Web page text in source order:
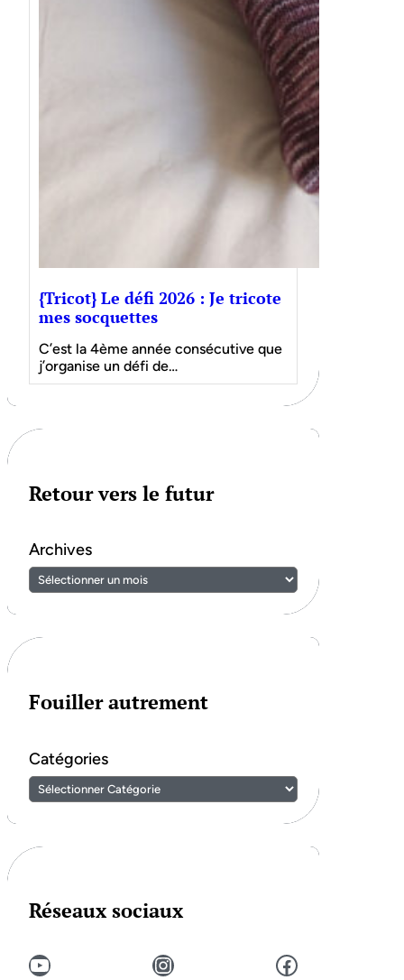
{Tricot} Le défi 2026 : Je tricote
mes socquettes
C’est la 4ème année consécutive que
j’organise un défi de…
Retour vers le futur
Archives
Fouiller autrement
Catégories
Réseaux sociaux
YouTube Instagram Facebook